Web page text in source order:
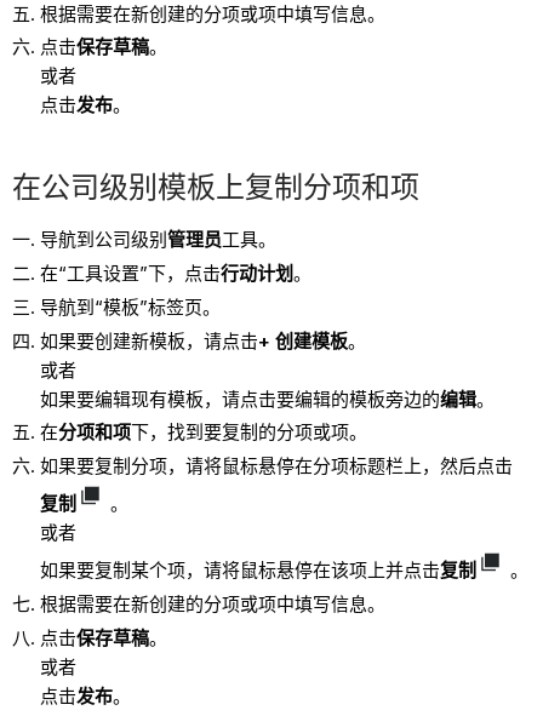
根据需要在新创建的分项或项中填写信息。
点击保存草稿。
或者
点击发布。
在公司级别模板上复制分项和项
导航到公司级别 管理员工具。
在“工具设置”下，点击行动计划。
导航到“模板”标签页。
如果要创建新模板，请点击+ 创建模板。
或者
如果要编辑现有模板，请点击要编辑的模板旁边的编辑。
在分项和项下，找到要复制的分项或项。
如果要复制分项，请将鼠标悬停在分项标题栏上，然后点击
复制
。
或者
如果要复制某个项，请将鼠标悬停在该项上并点击复制
。
根据需要在新创建的分项或项中填写信息。
点击保存草稿。
或者
点击发布。